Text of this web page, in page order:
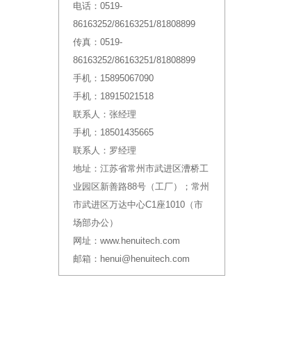
电话： 0519-
86163252/86163251/81808899
传真： 0519-
86163252/86163251/81808899
手机： 15895067090
手机： 18915021518
联系人： 张经理
手机： 18501435665
联系人： 罗经理
地址： 江苏省常州市武进区漕桥工
业园区新善路88号（工厂）；常州
市武进区万达中心C1座1010（市
场部办公）
网址： www.henuitech.com
邮箱： henui@henuitech.com